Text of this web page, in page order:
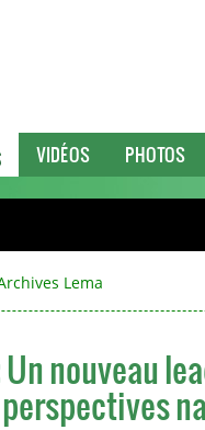
VIDÉOS PHOTOS
Lema
nouveau